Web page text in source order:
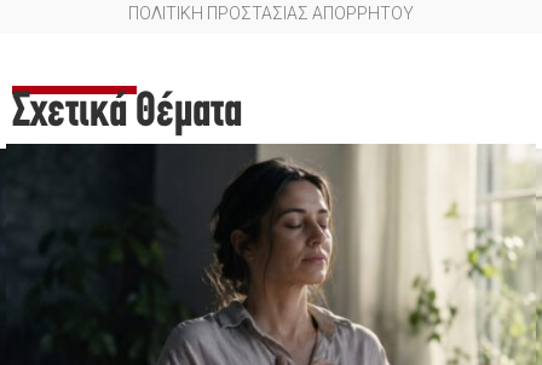
ΠΟΛΙΤΙΚΗ ΠΡΟΣΤΑΣΙΑΣ ΑΠΟΡΡΗΤΟΥ
Σχετικά Θέματα